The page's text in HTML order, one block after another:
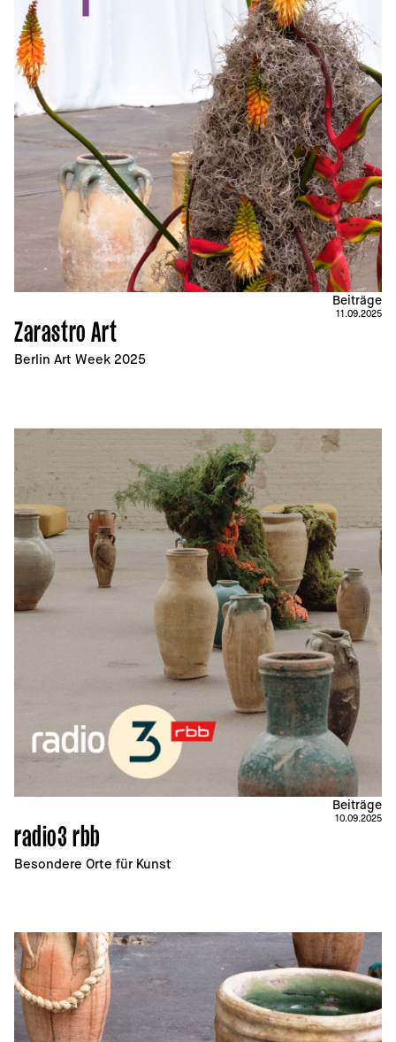
Zarastro Art
Berlin Art Week 2025
Beiträge
11.09.2025
radio3 rbb
Besondere Orte für Kunst
Beiträge
10.09.2025